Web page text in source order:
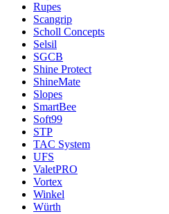
Rupes
Scangrip
Scholl Concepts
Selsil
SGCB
Shine Protect
ShineMate
Slopes
SmartBee
Soft99
STP
TAC System
UFS
ValetPRO
Vortex
Winkel
Würth